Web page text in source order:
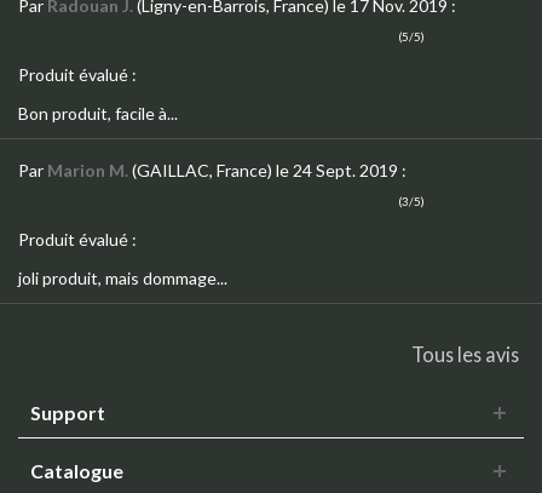
Par Radouan J.(Ligny-en-Barrois, France) le 17 Nov. 2019 :
(5/5)
Produit évalué :
Bon produit, facile à...
Par Marion M.(GAILLAC, France) le 24 Sept. 2019 :
(3/5)
Produit évalué :
joli produit, mais dommage...
Tous les avis
Support
Catalogue